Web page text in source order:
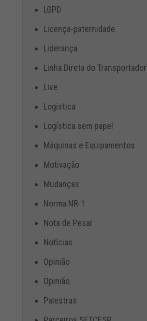
LGPD
Licença-paternidade
Liderança
Linha Direta do Transportador
Live
Logística
Logística sem papel
Máquinas e Equipamentos
Motivação
Mudanças
Norma NR-1
Nota de Pesar
Notícias
Opinião
Opinião
Palestras